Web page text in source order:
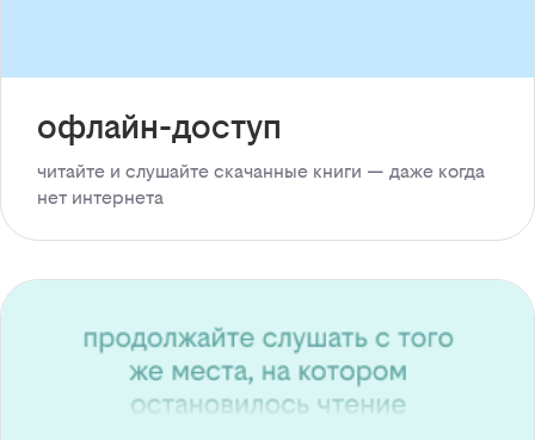
офлайн-доступ
читайте и слушайте скачанные книги — даже когда
нет интернета